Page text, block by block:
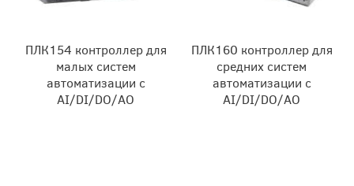
ПЛК154 контроллер для
малых систем
автоматизации с
AI/DI/DO/AO
ПЛК160 контроллер для
средних систем
автоматизации с
AI/DI/DO/AO